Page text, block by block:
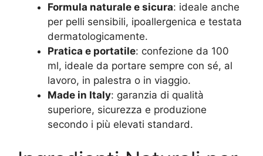
Formula naturale e sicura: ideale anche
per pelli sensibili, ipoallergenica e testata
dermatologicamente.
Pratica e portatile: confezione da 100
ml, ideale da portare sempre con sé, al
lavoro, in palestra o in viaggio.
Made in Italy: garanzia di qualità
superiore, sicurezza e produzione
secondo i più elevati standard.